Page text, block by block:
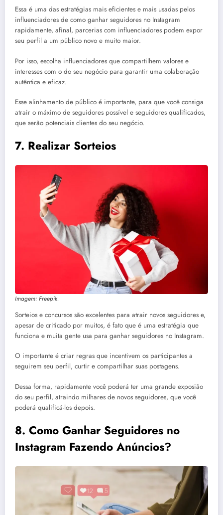
Essa é uma das estratégias mais eficientes e mais usadas pelos
influenciadores de como ganhar seguidores no Instagram
rapidamente, afinal, parcerias com influenciadores podem expor
seu perfil a um público novo e muito maior.
Por isso, escolha influenciadores que compartilhem valores e
interesses com o do seu negócio para garantir uma colaboração
autêntica e eficaz.
Esse alinhamento de público é importante, para que você consiga
atrair o máximo de seguidores possível e seguidores qualificados,
que serão potenciais clientes do seu negócio.
7. Realizar Sorteios
Imagem: Freepik.
Sorteios e concursos são excelentes para atrair novos seguidores e,
apesar de criticado por muitos, é fato que é uma estratégia que
funciona e muita gente usa para ganhar seguidores no Instagram.
O importante é criar regras que incentivem os participantes a
seguirem seu perfil, curtir e compartilhar suas postagens.
Dessa forma, rapidamente você poderá ter uma grande exposião
do seu perfil, atraindo milhares de novos seguidores, que você
poderá qualificá-los depois.
8. Como Ganhar Seguidores no
Instagram Fazendo Anúncios?